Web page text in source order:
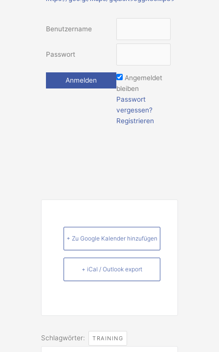
Benutzername
Passwort
Angemeldet
bleiben
Passwort
vergessen?
Registrieren
+ Zu Google Kalender hinzufügen
+ iCal / Outlook export
Schlagwörter: TRAINING